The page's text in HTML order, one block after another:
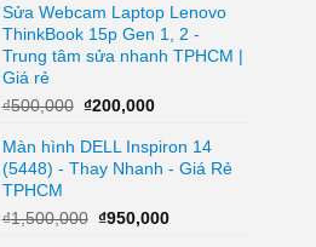
là:
₫450,000.
tại
là:
₫250,000.
Sửa Webcam Laptop Lenovo
ThinkBook 15p Gen 1, 2 -
Trung tâm sửa nhanh TPHCM |
Giá rẻ
₫500,000 Giá
là:
₫500,000.
₫200,000Giá
tại
là:
Màn hình DELL Inspiron 14
(5448) - Thay Nhanh - Giá Rẻ
TPHCM
₫1,500,000 Giá
₫950,000Giá